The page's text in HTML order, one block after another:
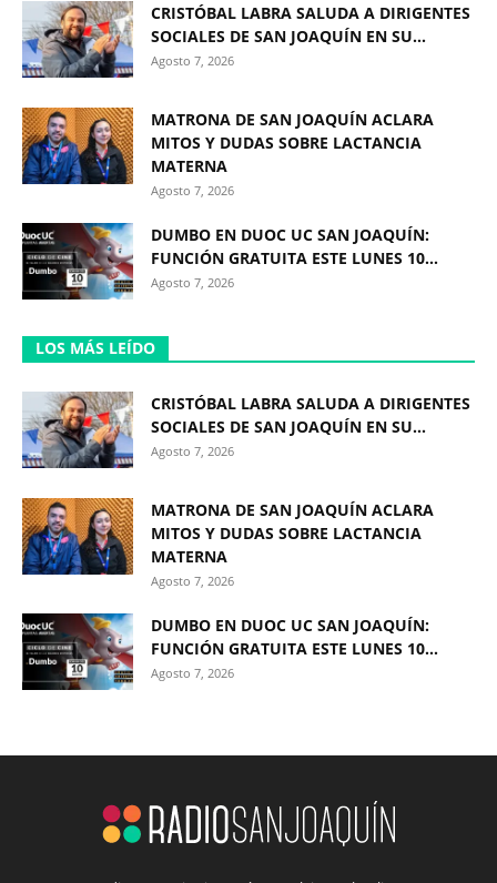
CRISTÓBAL LABRA SALUDA A DIRIGENTES
SOCIALES DE SAN JOAQUÍN EN SU...
Agosto 7, 2026
MATRONA DE SAN JOAQUÍN ACLARA
MITOS Y DUDAS SOBRE LACTANCIA
MATERNA
Agosto 7, 2026
DUMBO EN DUOC UC SAN JOAQUÍN:
FUNCIÓN GRATUITA ESTE LUNES 10...
Agosto 7, 2026
LOS MÁS LEÍDO
CRISTÓBAL LABRA SALUDA A DIRIGENTES
SOCIALES DE SAN JOAQUÍN EN SU...
Agosto 7, 2026
MATRONA DE SAN JOAQUÍN ACLARA
MITOS Y DUDAS SOBRE LACTANCIA
MATERNA
Agosto 7, 2026
DUMBO EN DUOC UC SAN JOAQUÍN:
FUNCIÓN GRATUITA ESTE LUNES 10...
Agosto 7, 2026